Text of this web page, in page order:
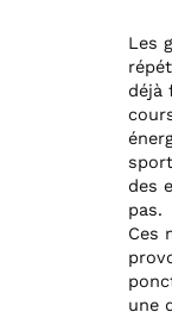
Les
déjà
des
pas.
Ces
une